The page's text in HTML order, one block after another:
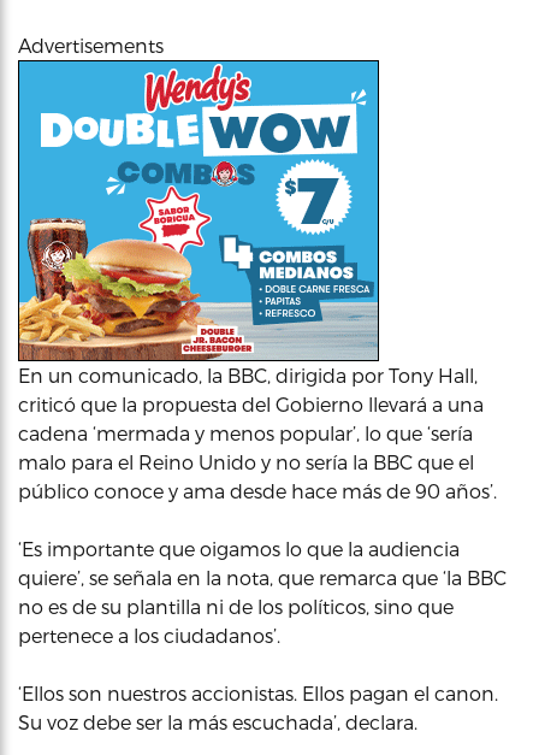
Advertisements
En un comunicado, la BBC, dirigida por Tony Hall,
criticó que la propuesta del Gobierno llevará a una
cadena ‘mermada y menos popular’, lo que ‘sería
malo para el Reino Unido y no sería la BBC que el
público conoce y ama desde hace más de 90 años’.
‘Es importante que oigamos lo que la audiencia
quiere’, se señala en la nota, que remarca que ‘la BBC
no es de su plantilla ni de los políticos, sino que
pertenece a los ciudadanos’.
‘Ellos son nuestros accionistas. Ellos pagan el canon.
Su voz debe ser la más escuchada’, declara.